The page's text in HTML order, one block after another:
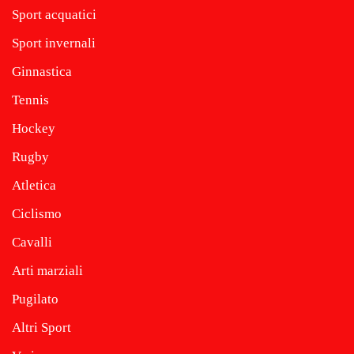
Sport acquatici
Sport invernali
Ginnastica
Tennis
Hockey
Rugby
Atletica
Ciclismo
Cavalli
Arti marziali
Pugilato
Altri Sport